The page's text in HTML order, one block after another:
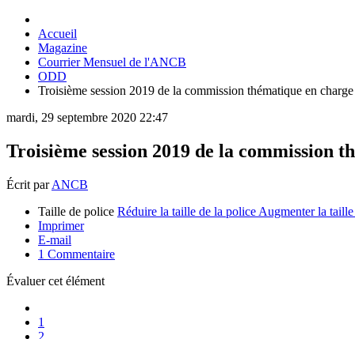
Accueil
Magazine
Courrier Mensuel de l'ANCB
ODD
Troisième session 2019 de la commission thématique en
mardi, 29 septembre 2020 22:47
Troisième session 2019 de la commission
Écrit parANCB
Taille de police Réduire la taille de la police Augmenter la
Imprimer
E-mail
1 Commentaire
Évaluer cet élément
1
2